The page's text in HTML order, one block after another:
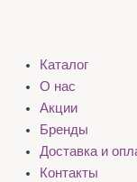
Каталог
О нас
Акции
Бренды
Доставка и
Контакты